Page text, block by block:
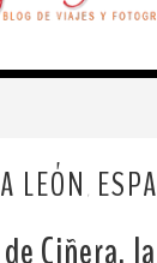
LEÓN
Ciñera,